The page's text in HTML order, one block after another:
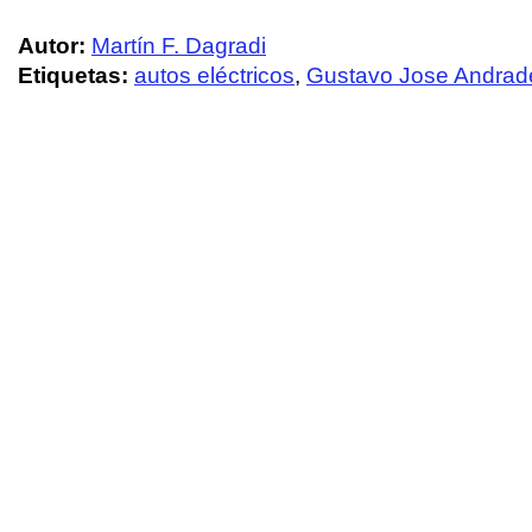
Autor: Martín F. Dagradi
Etiquetas: autos eléctricos, Gustavo Jose